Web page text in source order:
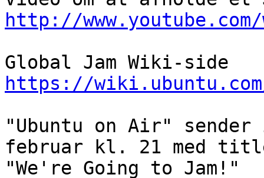
http://www.youtube.com/
https://wiki.ubuntu.com/
"Ubuntu on Air"
februar kl. 21 med